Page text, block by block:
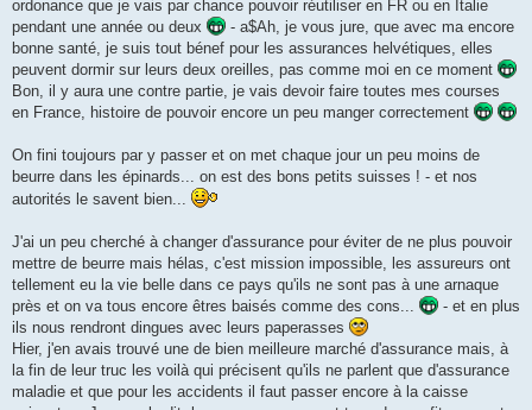
ordonance que je vais par chance pouvoir réutiliser en FR ou en Italie
pendant une année ou deux
- a$Ah, je vous jure, que avec ma encore
bonne santé, je suis tout bénef pour les assurances helvétiques, elles
peuvent dormir sur leurs deux oreilles, pas comme moi en ce moment
Bon, il y aura une contre partie, je vais devoir faire toutes mes courses
en France, histoire de pouvoir encore un peu manger correctement
On fini toujours par y passer et on met chaque jour un peu moins de
beurre dans les épinards... on est des bons petits suisses ! - et nos
autorités le savent bien...
J'ai un peu cherché à changer d'assurance pour éviter de ne plus pouvoir
mettre de beurre mais hélas, c'est mission impossible, les assureurs ont
tellement eu la vie belle dans ce pays qu'ils ne sont pas à une arnaque
près et on va tous encore êtres baisés comme des cons...
- et en plus
ils nous rendront dingues avec leurs paperasses
Hier, j'en avais trouvé une de bien meilleure marché d'assurance mais, à
la fin de leur truc les voilà qui précisent qu'ils ne parlent que d'assurance
maladie et que pour les accidents il faut passer encore à la caisse